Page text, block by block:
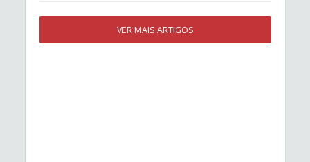
VER MAIS ARTIGOS